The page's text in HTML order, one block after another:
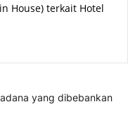
House) terkait Hotel
yang dibebankan